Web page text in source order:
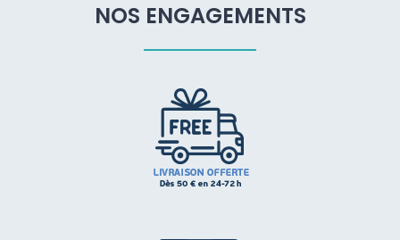
NOS ENGAGEMENTS